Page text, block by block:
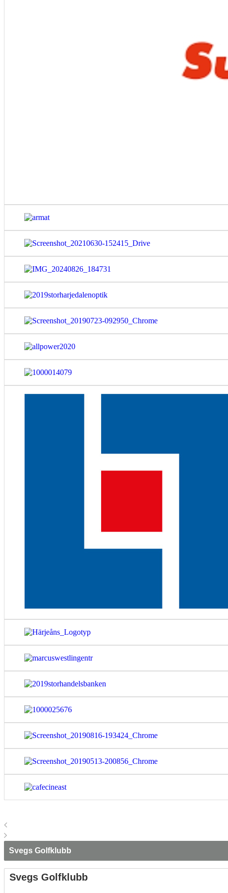
Svegs Golfklubb
Svegs Golfklubb